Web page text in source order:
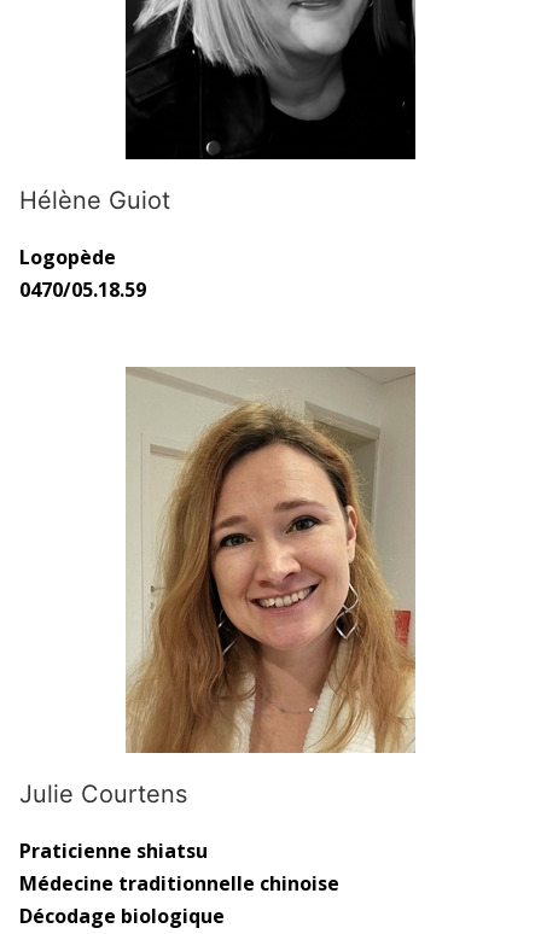
Hélène Guiot
Logopède
0470/05.18.59
Julie Courtens
Praticienne shiatsu
Médecine traditionnelle chinoise
Décodage biologique